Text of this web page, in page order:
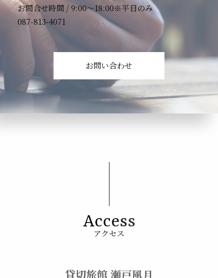
お問合せ時間 / 9:00〜18:00※平日のみ
087-813-4071
お問い合わせ
Access
アクセス
貸切旅館 瀬戸風月